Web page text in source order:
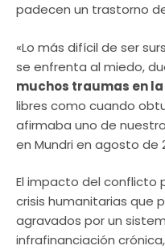
padecen un trastorno
«Lo más difícil de ser
se enfrenta al miedo,
muchos traumas en
libres como cuando
afirmaba uno de
en Mundri en agosto de
El impacto del conflicto
crisis humanitarias que
agravados por un
infrafinanciación